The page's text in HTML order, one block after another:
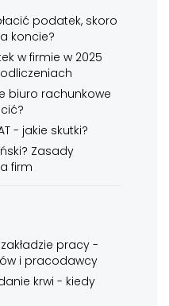
podatek, skoro
koncie?
w firmie w 2025
biuro rachunkowe
- jakie skutki?
Zasady
firm
pracy -
i pracodawcy
krwi - kiedy